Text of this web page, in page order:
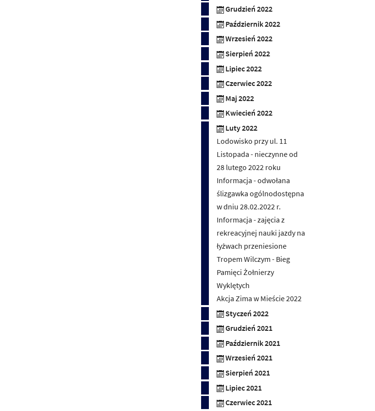
Grudzień 2022
Październik 2022
Wrzesień 2022
Sierpień 2022
Lipiec 2022
Czerwiec 2022
Maj 2022
Kwiecień 2022
Luty 2022
Lodowisko przy ul. 11
Listopada - nieczynne od
28 lutego 2022 roku
Informacja - odwołana
ślizgawka ogólnodostępna
w dniu 28.02.2022 r.
Informacja - zajęcia z
rekreacyjnej nauki jazdy na
łyżwach przeniesione
Tropem Wilczym - Bieg
Pamięci Żołnierzy
Wyklętych
Akcja Zima w Mieście 2022
Styczeń 2022
Grudzień 2021
Październik 2021
Wrzesień 2021
Sierpień 2021
Lipiec 2021
Czerwiec 2021